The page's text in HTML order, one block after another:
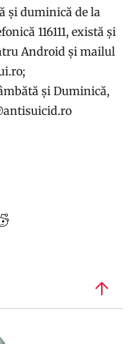
și duminică de la
116111, există și
Android și mailul
și Duminică,